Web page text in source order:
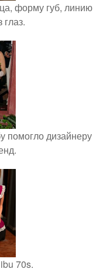
форму губ, линию
глаз.
помогло дизайнеру
70s.